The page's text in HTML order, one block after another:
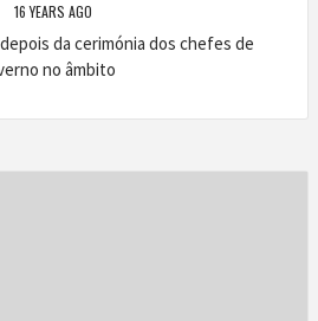
16 YEARS AGO
da cerimónia dos chefes de
no âmbito